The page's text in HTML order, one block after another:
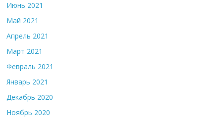
Июнь 2021
Май 2021
Апрель 2021
Март 2021
Февраль 2021
Январь 2021
Декабрь 2020
Ноябрь 2020